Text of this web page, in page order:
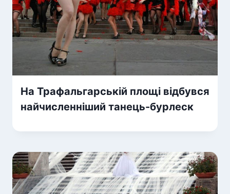
На Трафальгарській площі відбувся
найчисленніший танець-бурлеск